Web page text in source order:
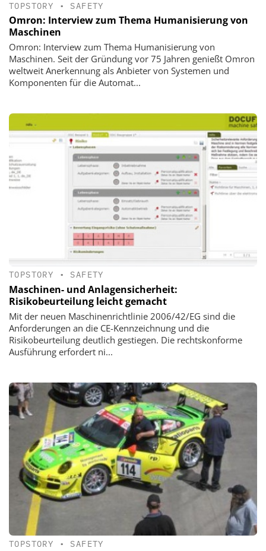
TOPSTORY • SAFETY
Omron: Interview zum Thema Humanisierung von
Maschinen
Omron: Interview zum Thema Humanisierung von
Maschinen. Seit der Gründung vor 75 Jahren genießt Omron
weltweit Anerkennung als Anbieter von Systemen und
Komponenten für die Automat...
TOPSTORY • SAFETY
Maschinen- und Anlagensicherheit:
Risikobeurteilung leicht gemacht
Mit der neuen Maschinenrichtlinie 2006/42/EG sind die
Anforderungen an die CE-Kennzeichnung und die
Risikobeurteilung deutlich gestiegen. Die rechtskonforme
Ausführung erfordert ni...
TOPSTORY • SAFETY